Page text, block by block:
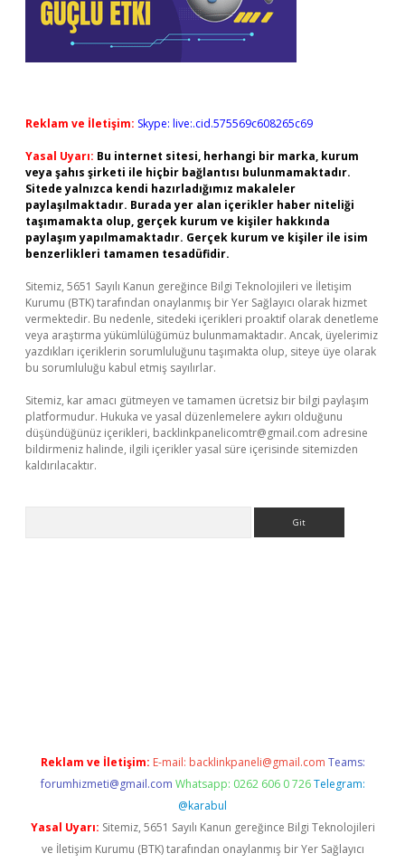
Reklam ve İletişim: Skype: live:.cid.575569c608265c69
Yasal Uyarı: Bu internet sitesi, herhangi bir marka, kurum
veya şahıs şirketi ile hiçbir bağlantısı bulunmamaktadır.
Sitede yalnızca kendi hazırladığımız makaleler
paylaşılmaktadır. Burada yer alan içerikler haber niteliği
taşımamakta olup, gerçek kurum ve kişiler hakkında
paylaşım yapılmamaktadır. Gerçek kurum ve kişiler ile isim
benzerlikleri tamamen tesadüfidir.
Sitemiz, 5651 Sayılı Kanun gereğince Bilgi Teknolojileri ve İletişim
Kurumu (BTK) tarafından onaylanmış bir Yer Sağlayıcı olarak hizmet
vermektedir. Bu nedenle, sitedeki içerikleri proaktif olarak denetleme
veya araştırma yükümlülüğümüz bulunmamaktadır. Ancak, üyelerimiz
yazdıkları içeriklerin sorumluluğunu taşımakta olup, siteye üye olarak
bu sorumluluğu kabul etmiş sayılırlar.
Sitemiz, kar amacı gütmeyen ve tamamen ücretsiz bir bilgi paylaşım
platformudur. Hukuka ve yasal düzenlemelere aykırı olduğunu
düşündüğünüz içerikleri, backlinkpanelicomtr@gmail.com adresine
bildirmeniz halinde, ilgili içerikler yasal süre içerisinde sitemizden
kaldırılacaktır.
Reklam ve İletişim: E-mail: backlinkpaneli@gmail.com Teams:
forumhizmeti@gmail.com Whatsapp: 0262 606 0 726 Telegram:
@karabul
Yasal Uyarı: Sitemiz, 5651 Sayılı Kanun gereğince Bilgi Teknolojileri
ve İletişim Kurumu (BTK) tarafından onaylanmış bir Yer Sağlayıcı